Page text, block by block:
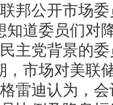
邦公开市场
知道委员们对
主党背景的
，市场对美联
雷迪认为，